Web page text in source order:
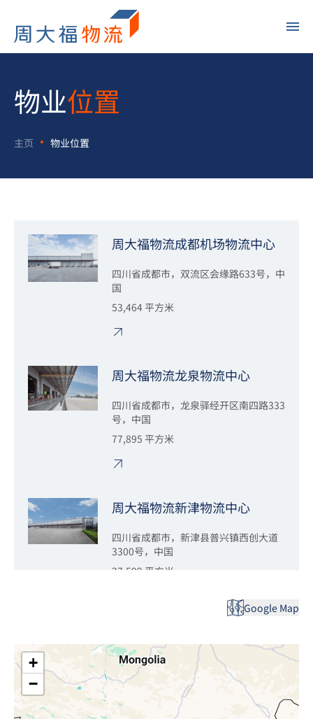
物业位置
主页 物业位置
周大福物流成都机场物流中心
四川省成都市，双流区会缘路633号，中
国
53,464 平方米
周大福物流龙泉物流中心
四川省成都市，龙泉驿经开区南四路333
号，中国
77,895 平方米
周大福物流新津物流中心
四川省成都市，新津县普兴镇西创大道
3300号，中国
27,599 平方米
四川省成都市，新都区拓源路1199号，
中国
71,470 平方米
Google Map
+
−